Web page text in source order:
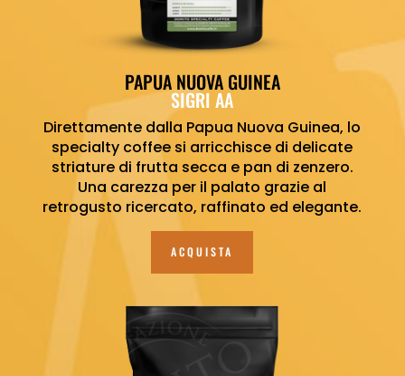
PAPUA NUOVA GUINEA
SIGRI AA
Direttamente dalla Papua Nuova Guinea, lo
specialty coffee si arricchisce di delicate
striature di frutta secca e pan di zenzero.
Una carezza per il palato grazie al
retrogusto ricercato, raffinato ed elegante.
ACQUISTA